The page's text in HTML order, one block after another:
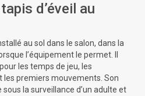
d’éveil au
au sol dans le salon, dans la
l’équipement le permet. Il
les temps de jeu, les
les premiers mouvements. Son
la surveillance d’un adulte et